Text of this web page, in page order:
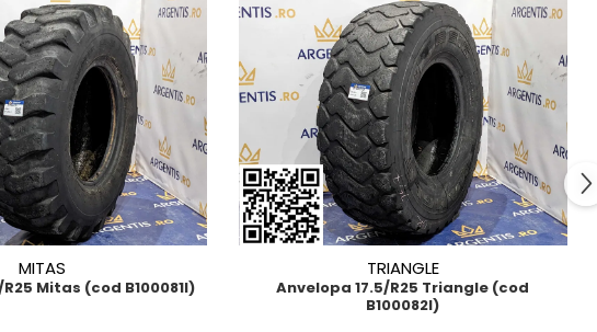
MITAS
Mitas (cod B100081I)
TRIANGLE
Anvelopa 17.5/R25 Triangle (cod
B100082I)